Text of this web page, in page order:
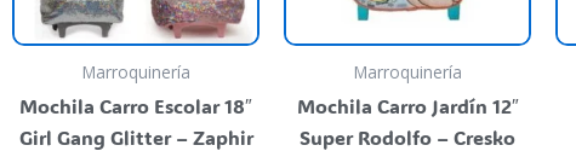
Marroquinería
Mochila Carro Escolar 18″
Girl Gang Glitter – Zaphir
se
elegir
Marroquinería
Mochila Carro Jardín 12″
Super Rodolfo – Cresko